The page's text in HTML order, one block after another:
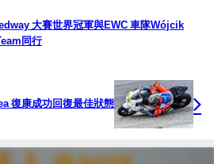
大賽世界冠軍與EWC 車隊Wójcik
同行
復康成功回復最佳狀態